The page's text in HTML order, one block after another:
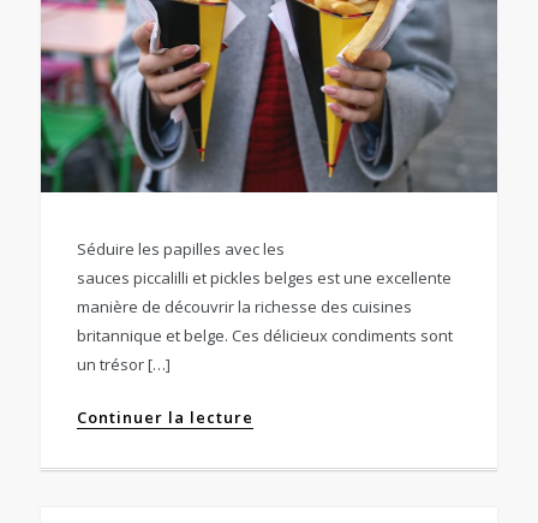
Séduire les papilles avec les
sauces piccalilli et pickles belges est une excellente
manière de découvrir la richesse des cuisines
britannique et belge. Ces délicieux condiments sont
un trésor […]
Continuer la lecture